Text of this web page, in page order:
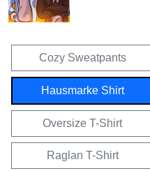
Cozy Sweatpants
Hausmarke Shirt
Oversize T-Shirt
Raglan T-Shirt